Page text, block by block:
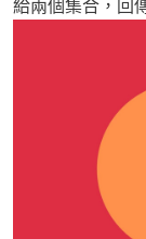
給兩個集合，回